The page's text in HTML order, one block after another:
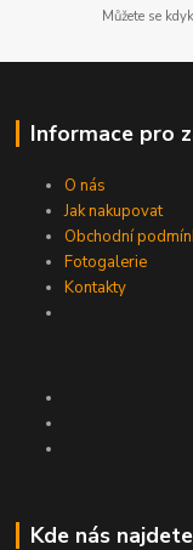
Můžete se
Informace pro
O nás
Jak nakupovat
Obchodní
Fotogalerie
Kontakty
Kde nás najdete